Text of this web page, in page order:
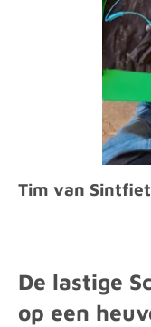
Tim van
De lastige
op een